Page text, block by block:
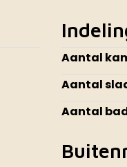
Aantal
Aantal
Aantal